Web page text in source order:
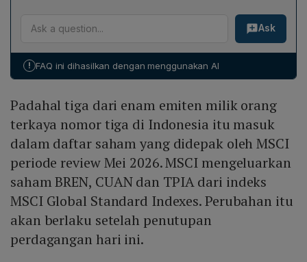
likuiditas dan menyesuaikan eksposur indeks sebelum
perubahan resmi diberlakukan.
Hans menilai penghapusan lebih bersifat teknikal,
terkait metodologi pembobotan dan likuiditas, bukan
indikator penurunan fundamental. Ia menyatakan
fundamental kuat, prospek bagus, dan valuasi menarik.
titik balik atau bottom bagi IHSG, karena investor akan
kembali fokus pada kualitas fundamental emiten.
Ask
! FAQ ini dihasilkan dengan menggunakan AI
Padahal tiga dari enam emiten milik orang
terkaya nomor tiga di Indonesia itu masuk
dalam daftar saham yang didepak oleh MSCI
periode review Mei 2026. MSCI mengeluarkan
saham BREN, CUAN dan TPIA dari indeks
MSCI Global Standard Indexes. Perubahan itu
akan berlaku setelah penutupan
perdagangan hari ini.